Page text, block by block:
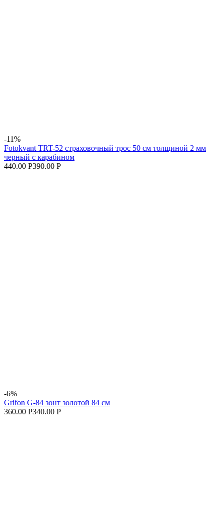
-11%
Fotokvant TRT-52 страховочный трос 50 см толщиной 2 мм
черный с карабином
440.00 Р390.00 Р
-6%
Grifon G-84 зонт золотой 84 см
360.00 Р340.00 Р